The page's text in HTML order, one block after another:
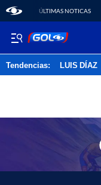
ÚLTIMAS NOTICAS
Tendencias: LUIS DÍAZ